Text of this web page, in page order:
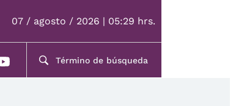
07 / agosto / 2026 | 05:29 hrs.